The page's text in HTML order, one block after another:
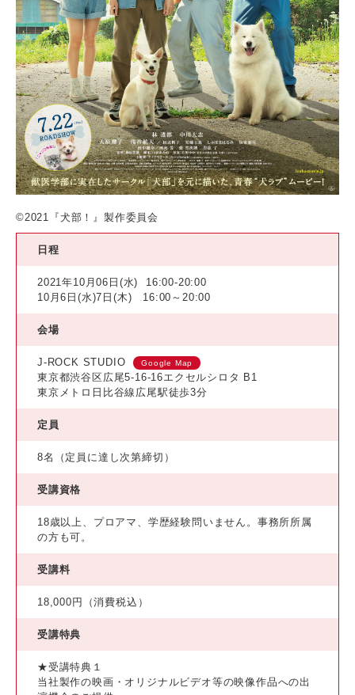
©2021『犬部！』製作委員会
日程
2021年10月06日(水)
16:00-20:00
10月6日(水)7日(木) 16:00～20:00
会場
J-ROCK STUDIO Google Map
東京都渋谷区広尾5-16-16エクセルシロタ B1
東京メトロ日比谷線広尾駅徒歩3分
定員
8名（定員に達し次第締切）
受講資格
18歳以上、プロアマ、学歴経験問いません。事務所所属
の方も可。
受講料
18,000円（消費税込）
受講特典
★受講特典１
当社製作の映画・オリジナルビデオ等の映像作品への出